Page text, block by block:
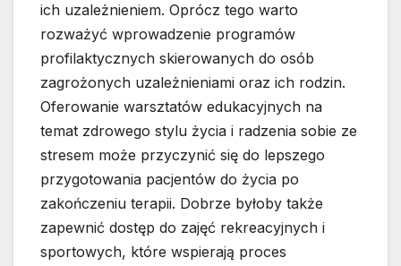
ich uzależnieniem. Oprócz tego warto
rozważyć wprowadzenie programów
profilaktycznych skierowanych do osób
zagrożonych uzależnieniami oraz ich rodzin.
Oferowanie warsztatów edukacyjnych na
temat zdrowego stylu życia i radzenia sobie ze
stresem może przyczynić się do lepszego
przygotowania pacjentów do życia po
zakończeniu terapii. Dobrze byłoby także
zapewnić dostęp do zajęć rekreacyjnych i
sportowych, które wspierają proces